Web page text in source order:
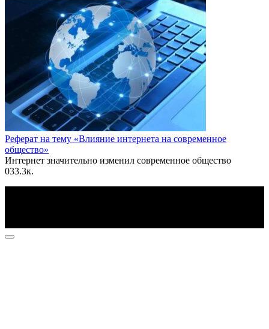
Реферат на тему «Влияние интернета на современное
общество»
Интернет значительно изменил современное общество
033.3к.